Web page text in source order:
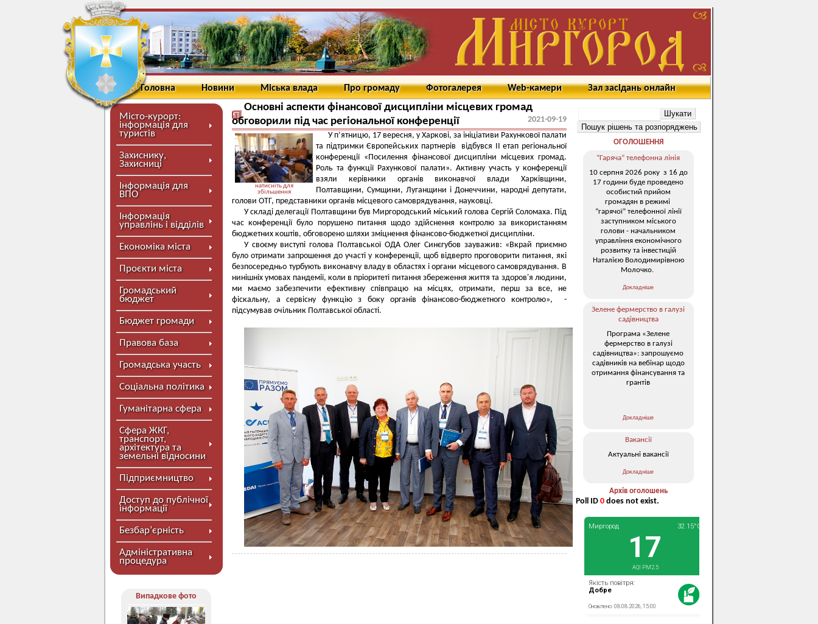
Головна Новини Міська влада Про громаду Фотогалерея Web-камери Зал засідань онлайн
Місто-курорт:
інформація для
туристів
Захиснику,
Захисниці
Інформація для
ВПО
Інформація
управлінь і відділів
Економіка міста
Проєкти міста
Громадський
бюджет
Бюджет громади
Правова база
Громадська участь
Соціальна політика
Гуманітарна сфера
Сфера ЖКГ,
транспорт,
архітектура та
земельні відносини
Підприємництво
Доступ до публічної
інформації
Безбар’єрність
Адміністративна
процедура
Випадкове фото
Основні аспекти фінансової дисципліни місцевих громад
обговорили під час регіональної конференції
2021-09-19
натисніть для
збільшення
У п’ятницю, 17 вересня, у Харкові, за ініціативи Рахункової палати
та підтримки Європейських партнерів відбувся II етап регіональної
конференції «Посилення фінансової дисципліни місцевих громад.
Роль та функції Рахункової палати». Активну участь у конференції
взяли керівники органів виконавчої влади Харківщини,
Полтавщини, Сумщини, Луганщини і Донеччини, народні депутати,
голови ОТГ, представники органів місцевого самоврядування, науковці.
У складі делегації Полтавщини був Миргородський міський голова Сергій Соломаха. Під
час конференції було порушено питання щодо здійснення контролю за використанням
бюджетних коштів, обговорено шляхи зміцнення фінансово-бюджетної дисципліни.
У своєму виступі голова Полтавської ОДА Олег Синєгубов зауважив: «Вкрай приємно
було отримати запрошення до участі у конференції, щоб відверто проговорити питання, які
безпосередньо турбують виконавчу владу в областях і органи місцевого самоврядування. В
нинішніх умовах пандемії, коли в пріоритеті питання збереження життя та здоров'я людини,
ми маємо забезпечити ефективну співпрацю на місцях, отримати, перш за все, не
фіскальну, а сервісну функцію з боку органів фінансово-бюджетного контролю», -
підсумував очільник Полтавської області.
ОГОЛОШЕННЯ
“Гаряча” телефонна лінія
10 серпня 2026 року з 16 до
17 години буде проведено
особистий прийом
громадян в режимі
“гарячої” телефонної лінії
заступником міського
голови - начальником
управління економічного
розвитку та інвестицій
Наталією Володимирівною
Молочко.
Докладніше
Зелене фермерство в галузі
садівництва
Програма «Зелене
фермерство в галузі
садівництва»: запрошуємо
садівників на вебінар щодо
отримання фінансування та
грантів
Докладніше
Вакансії
Актуальні вакансії
Докладніше
Архів оголошень
Poll ID 0 does not exist.